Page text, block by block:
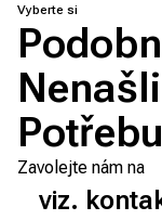
Vyberte si
Zavolejte nám na
viz.